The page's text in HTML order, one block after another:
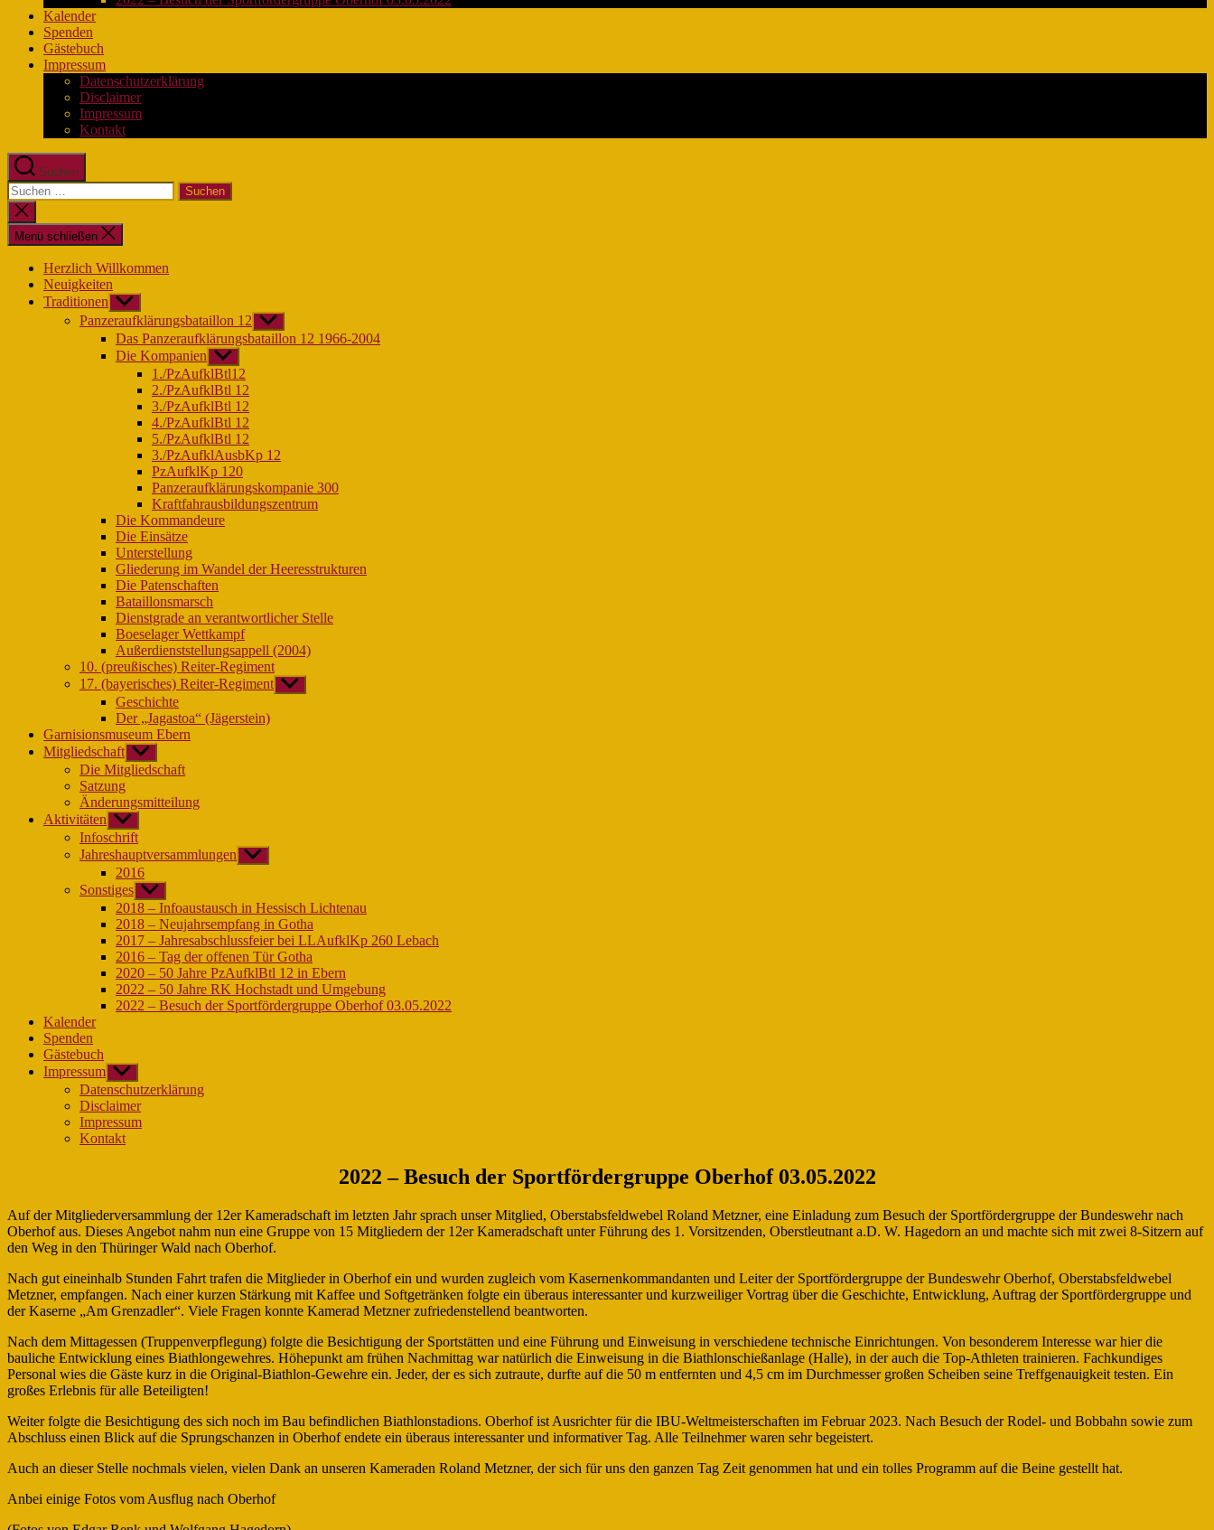
Kalender
Spenden
Gästebuch
Impressum
Datenschutzerklärung
Disclaimer
Impressum
Kontakt
Suchen
Suchen
nach:
Suche
schließen
Menü schließen
Herzlich Willkommen
Neuigkeiten
Traditionen Untermenü
anzeigen
Panzeraufklärungsbataillon 12 Untermenü
anzeigen
Das Panzeraufklärungsbataillon 12 1966-2004
Die Kompanien Untermenü
anzeigen
1./PzAufklBtl12
2./PzAufklBtl 12
3./PzAufklBtl 12
4./PzAufklBtl 12
5./PzAufklBtl 12
3./PzAufklAusbKp 12
PzAufklKp 120
Panzeraufklärungskompanie 300
Kraftfahrausbildungszentrum
Die Kommandeure
Die Einsätze
Unterstellung
Gliederung im Wandel der Heeresstrukturen
Die Patenschaften
Bataillonsmarsch
Dienstgrade an verantwortlicher Stelle
Boeselager Wettkampf
Außerdienststellungsappell (2004)
10. (preußisches) Reiter-Regiment
17. (bayerisches) Reiter-Regiment Untermenü
anzeigen
Geschichte
Der „Jagastoa“ (Jägerstein)
Garnisionsmuseum Ebern
Mitgliedschaft Untermenü
anzeigen
Die Mitgliedschaft
Satzung
Änderungsmitteilung
Aktivitäten Untermenü
anzeigen
Infoschrift
Jahreshauptversammlungen Untermenü
anzeigen
2016
Sonstiges Untermenü
anzeigen
2018 – Infoaustausch in Hessisch Lichtenau
2018 – Neujahrsempfang in Gotha
2017 – Jahresabschlussfeier bei LLAufklKp 260 Lebach
2016 – Tag der offenen Tür Gotha
2020 – 50 Jahre PzAufklBtl 12 in Ebern
2022 – 50 Jahre RK Hochstadt und Umgebung
2022 – Besuch der Sportfördergruppe Oberhof 03.05.2022
Kalender
Spenden
Gästebuch
Impressum Untermenü
anzeigen
Datenschutzerklärung
Disclaimer
Impressum
Kontakt
2022 – Besuch der Sportfördergruppe Oberhof 03.05.2022
Auf der Mitgliederversammlung der 12er Kameradschaft im letzten Jahr sprach unser Mitglied, Oberstabsfeldwebel Roland Metzner, eine Einladung zum Besuch der Sportfördergruppe der Bundeswehr nach
Oberhof aus. Dieses Angebot nahm nun eine Gruppe von 15 Mitgliedern der 12er Kameradschaft unter Führung des 1. Vorsitzenden, Oberstleutnant a.D. W. Hagedorn an und machte sich mit zwei 8-Sitzern auf
den Weg in den Thüringer Wald nach Oberhof.
Nach gut eineinhalb Stunden Fahrt trafen die Mitglieder in Oberhof ein und wurden zugleich vom Kasernenkommandanten und Leiter der Sportfördergruppe der Bundeswehr Oberhof, Oberstabsfeldwebel
Metzner, empfangen. Nach einer kurzen Stärkung mit Kaffee und Softgetränken folgte ein überaus interessanter und kurzweiliger Vortrag über die Geschichte, Entwicklung, Auftrag der Sportfördergruppe und
der Kaserne „Am Grenzadler“. Viele Fragen konnte Kamerad Metzner zufriedenstellend beantworten.
Nach dem Mittagessen (Truppenverpflegung) folgte die Besichtigung der Sportstätten und eine Führung und Einweisung in verschiedene technische Einrichtungen. Von besonderem Interesse war hier die
bauliche Entwicklung eines Biathlongewehres. Höhepunkt am frühen Nachmittag war natürlich die Einweisung in die Biathlonschießanlage (Halle), in der auch die Top-Athleten trainieren. Fachkundiges
Personal wies die Gäste kurz in die Original-Biathlon-Gewehre ein. Jeder, der es sich zutraute, durfte auf die 50 m entfernten und 4,5 cm im Durchmesser großen Scheiben seine Treffgenauigkeit testen. Ein
großes Erlebnis für alle Beteiligten!
Weiter folgte die Besichtigung des sich noch im Bau befindlichen Biathlonstadions. Oberhof ist Ausrichter für die IBU-Weltmeisterschaften im Februar 2023. Nach Besuch der Rodel- und Bobbahn sowie zum
Abschluss einen Blick auf die Sprungschanzen in Oberhof endete ein überaus interessanter und informativer Tag. Alle Teilnehmer waren sehr begeistert.
Auch an dieser Stelle nochmals vielen, vielen Dank an unseren Kameraden Roland Metzner, der sich für uns den ganzen Tag Zeit genommen hat und ein tolles Programm auf die Beine gestellt hat.
Anbei einige Fotos vom Ausflug nach Oberhof